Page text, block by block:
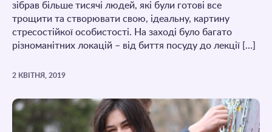
зібрав більше тисячі людей, які були готові все
трощити та створювати свою, ідеальну, картину
стресостійкої особистості. На заході було багато
різноманітних локацій – від биття посуду до лекції […]
2 КВІТНЯ, 2019